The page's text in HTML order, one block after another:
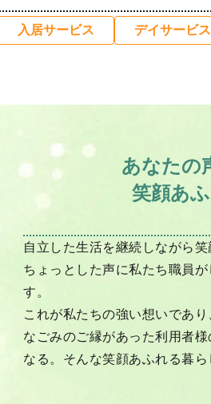
入居サービス デイサービス
あなたの
笑顔あ
自立した生活を継続しながら
ちょっとした声に私たち職員
す。
これが私たちの強い想いであ
なごみのご縁があった利用者
なる。そんな笑顔あふれる暮